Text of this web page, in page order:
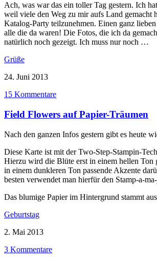
Ach, was war das ein toller Tag gestern. Ich
weil viele den Weg zu mir aufs Land gemacht
Katalog-Party teilzunehmen. Einen ganz
alle die da waren! Die Fotos, die ich da
natürlich noch gezeigt. Ich muss nur noch …
Grüße
24. Juni 2013
15 Kommentare
Field Flowers auf Papier-Träumen
Nach den ganzen Infos gestern gibt es heute
Diese Karte ist mit der Two-Step-Stampin-
Hierzu wird die Blüte erst in einem hellen Ton
in einem dunkleren Ton passende Akzente
besten verwendet man hierfür den Stamp-a-
Das blumige Papier im Hintergrund stammt
Geburtstag
2. Mai 2013
3 Kommentare